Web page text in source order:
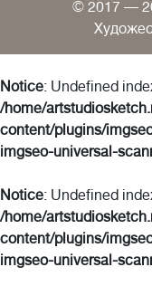
© 2017 —
Notice: Undefined
/home/
content/plugins/
imgseo-universal-
Notice: Undefined
/home/
content/plugins/
imgseo-universal-